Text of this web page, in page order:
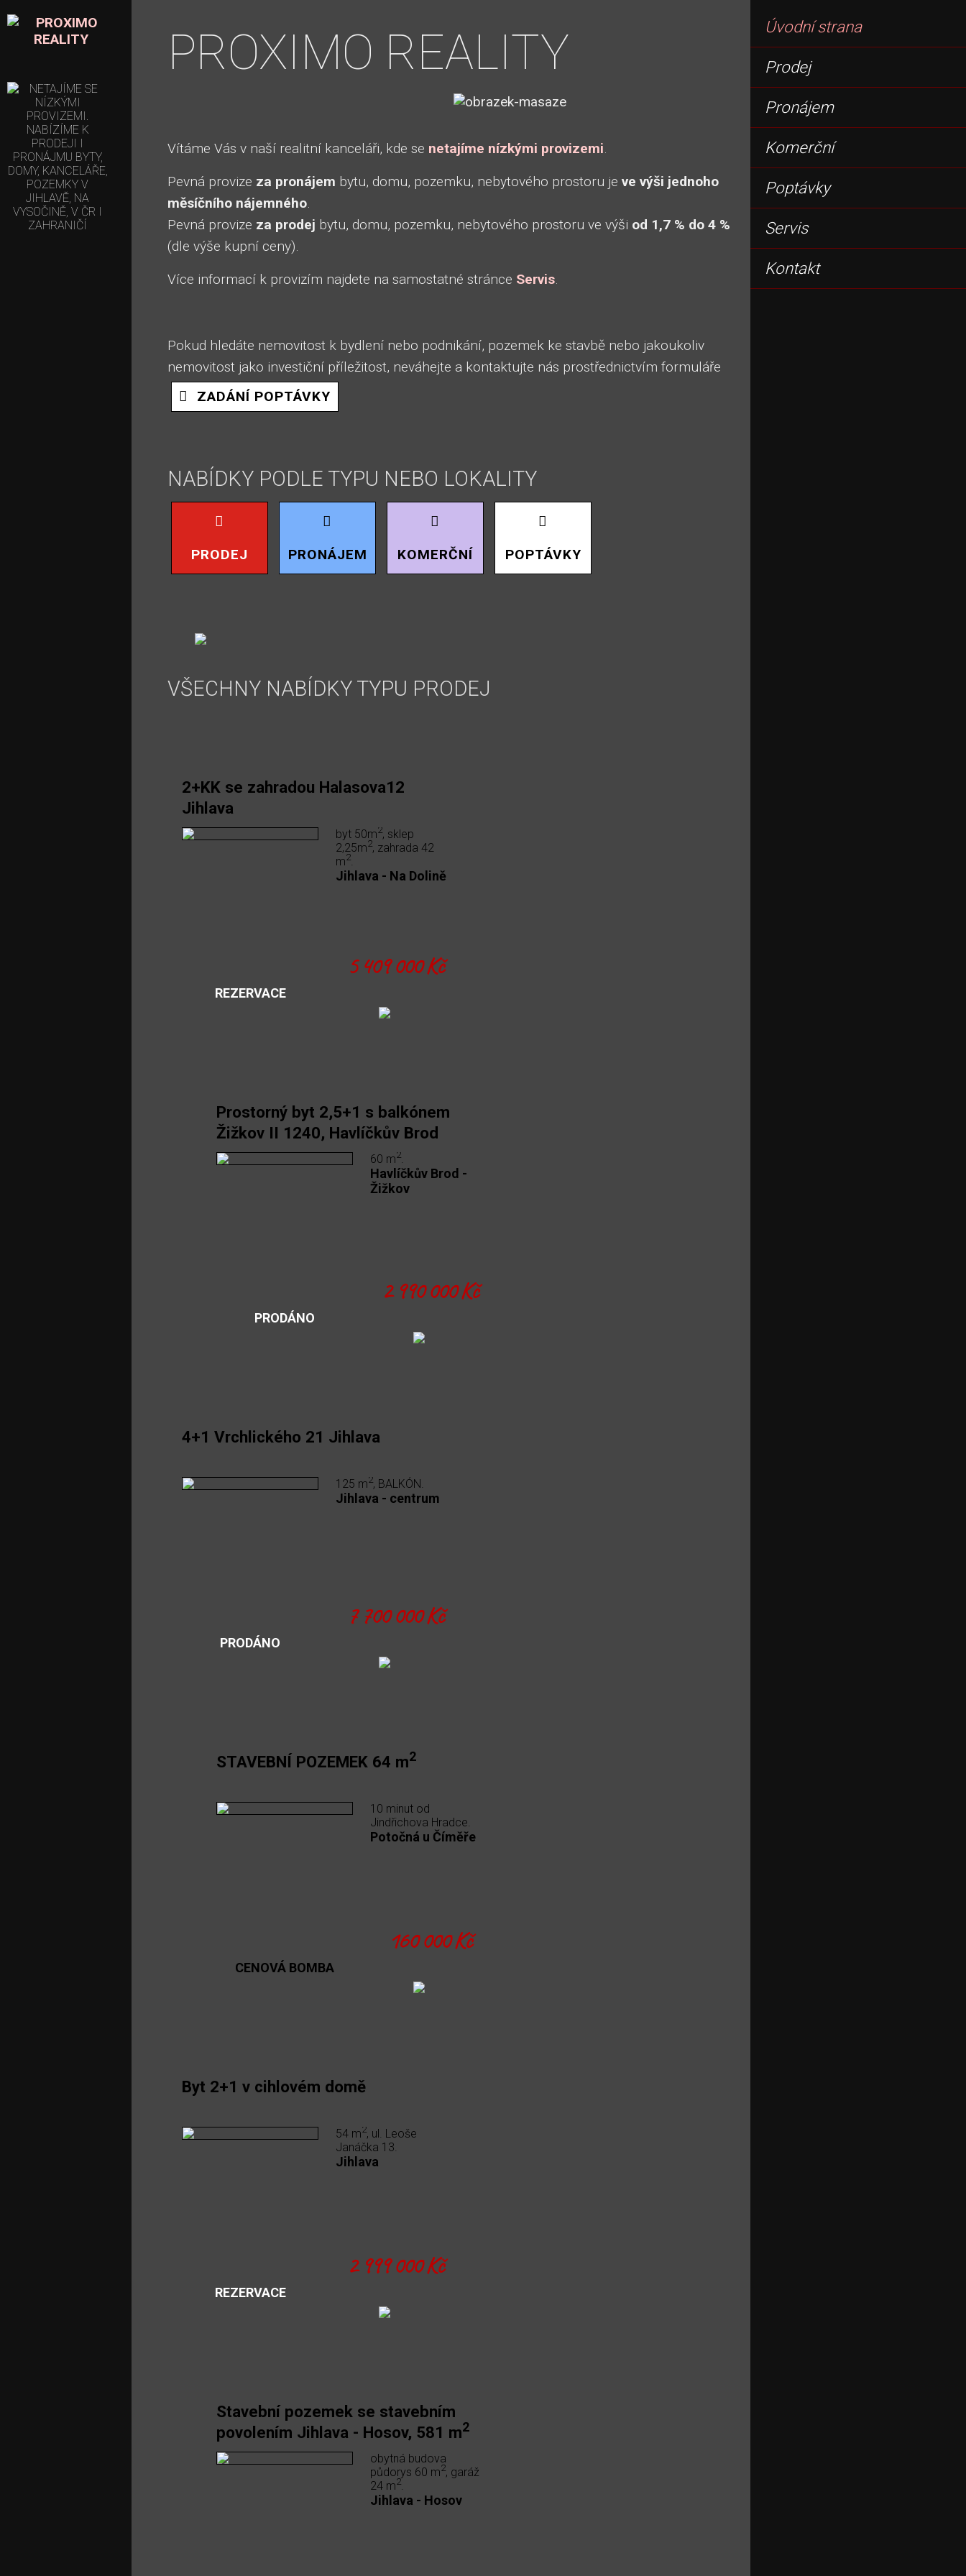
Úvodní strana
Prodej
Pronájem
Komerční
Poptávky
Servis
Kontakt
PROXIMO REALITY
Vítáme Vás v naší realitní kanceláři, kde se netajíme nízkými provizemi.
Pevná provize za pronájem bytu, domu, pozemku, nebytového prostoru jeve výši jednoho
měsíčního nájemného.
Pevná provize za prodej bytu, domu, pozemku, nebytového prostoru ve výši od 1,7 % do 4 %
(dle výše kupní ceny).
Více informací k provizím najdete na samostatné stránce Servis.
Pokud hledáte nemovitost k bydlení nebo podnikání, pozemek ke stavbě nebo jakoukoliv
nemovitost jako investiční příležitost, neváhejte a kontaktujte nás prostřednictvím formuláře
ZADÁNÍ POPTÁVKY
NABÍDKY PODLE TYPU NEBO LOKALITY
PRODEJ PRONÁJEM KOMERČNÍ POPTÁVKY
VŠECHNY NABÍDKY TYPU PRODEJ
2+KK se zahradou Halasova12
Jihlava
byt 50m2, sklep
2,25m2, zahrada 42
m2
Jihlava - Na Dolině
5 409 000 Kč
REZERVACE
Prostorný byt 2,5+1 s balkónem
Žižkov II 1240, Havlíčkův Brod
60 m2
Havlíčkův Brod -
Žižkov
2 990 000 Kč
PRODÁNO
4+1 Vrchlického 21 Jihlava
125 m2, BALKÓN.
Jihlava - centrum
7 700 000 Kč
PRODÁNO
STAVEBNÍ POZEMEK 64 m2
10 minut od
Jindřichova Hradce.
Potočná u Číměře
160 000 Kč
CENOVÁ BOMBA
Byt 2+1 v cihlovém domě
54 m2, ul. Leoše
Janáčka 13.
Jihlava
2 999 000 Kč
REZERVACE
Stavební pozemek se stavebním
povolením Jihlava - Hosov, 581 m2
obytná budova
půdorys 60 m2, garáž
24 m2
Jihlava - Hosov